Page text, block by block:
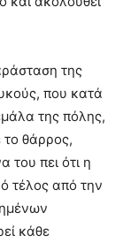
της
που κατά
της πόλης,
το θάρρος,
του πει ότι η
τέλος από την
κάθε